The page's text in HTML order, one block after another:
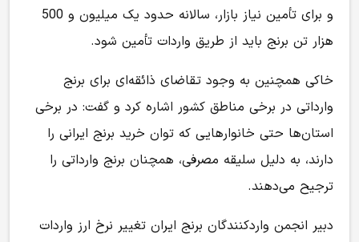
و برای تأمین نیاز بازار، سالانه حدود یک میلیون و 500
هزار تن برنج باید از طریق واردات تأمین شود.
خاکی همچنین به وجود تقاضای ذائقه‌ای برای برنج
وارداتی در برخی مناطق کشور اشاره کرد و گفت: در برخی
استان‌ها حتی خانوارهایی که توان خرید برنج ایرانی را
دارند، به دلیل سلیقه مصرفی، همچنان برنج وارداتی را
ترجیح می‌دهند.
دبیر انجمن واردکنندگان برنج ایران تغییر نرخ ارز واردات